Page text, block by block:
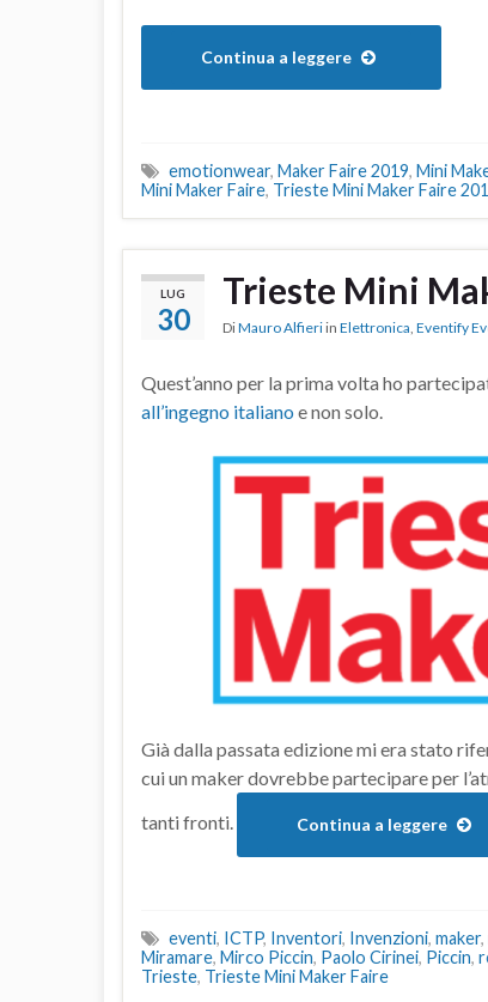
Continua a leggere
emotionwear, Maker Faire 2019, Mini
Mini Maker Faire, Trieste Mini Maker Faire
LUG
30
Trieste Mini
DiMauro Alfieri in Elettronica, Eventify
Quest’anno per la prima volta ho
all’ingegno italiano e non solo.
Già dalla passata edizione mi era stato
cui un maker dovrebbe partecipare per
tanti fronti.
Continua a leggere
eventi, ICTP, Inventori, Invenzioni, maker,
Miramare, Mirco Piccin, Paolo Cirinei, Piccin,
Trieste, Trieste Mini Maker Faire